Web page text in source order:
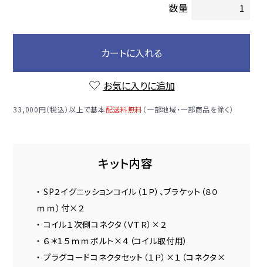
数量
カートに入れる
お気に入りに追加
33,000円（税込）以上で基本配送料無料（一部地域・一部商品を除く）
キット内容
・ SP２イグニッションコイル（１Ｐ）、ブラケット（８０
ｍｍ）付×２
・ コイル１次側コネクタ（ＶＴＲ）×２
・ ６＊１５ｍｍボルト×４（コイル取付用）
・ プラグコードコネクタセット（１Ｐ）×１（コネクタ×